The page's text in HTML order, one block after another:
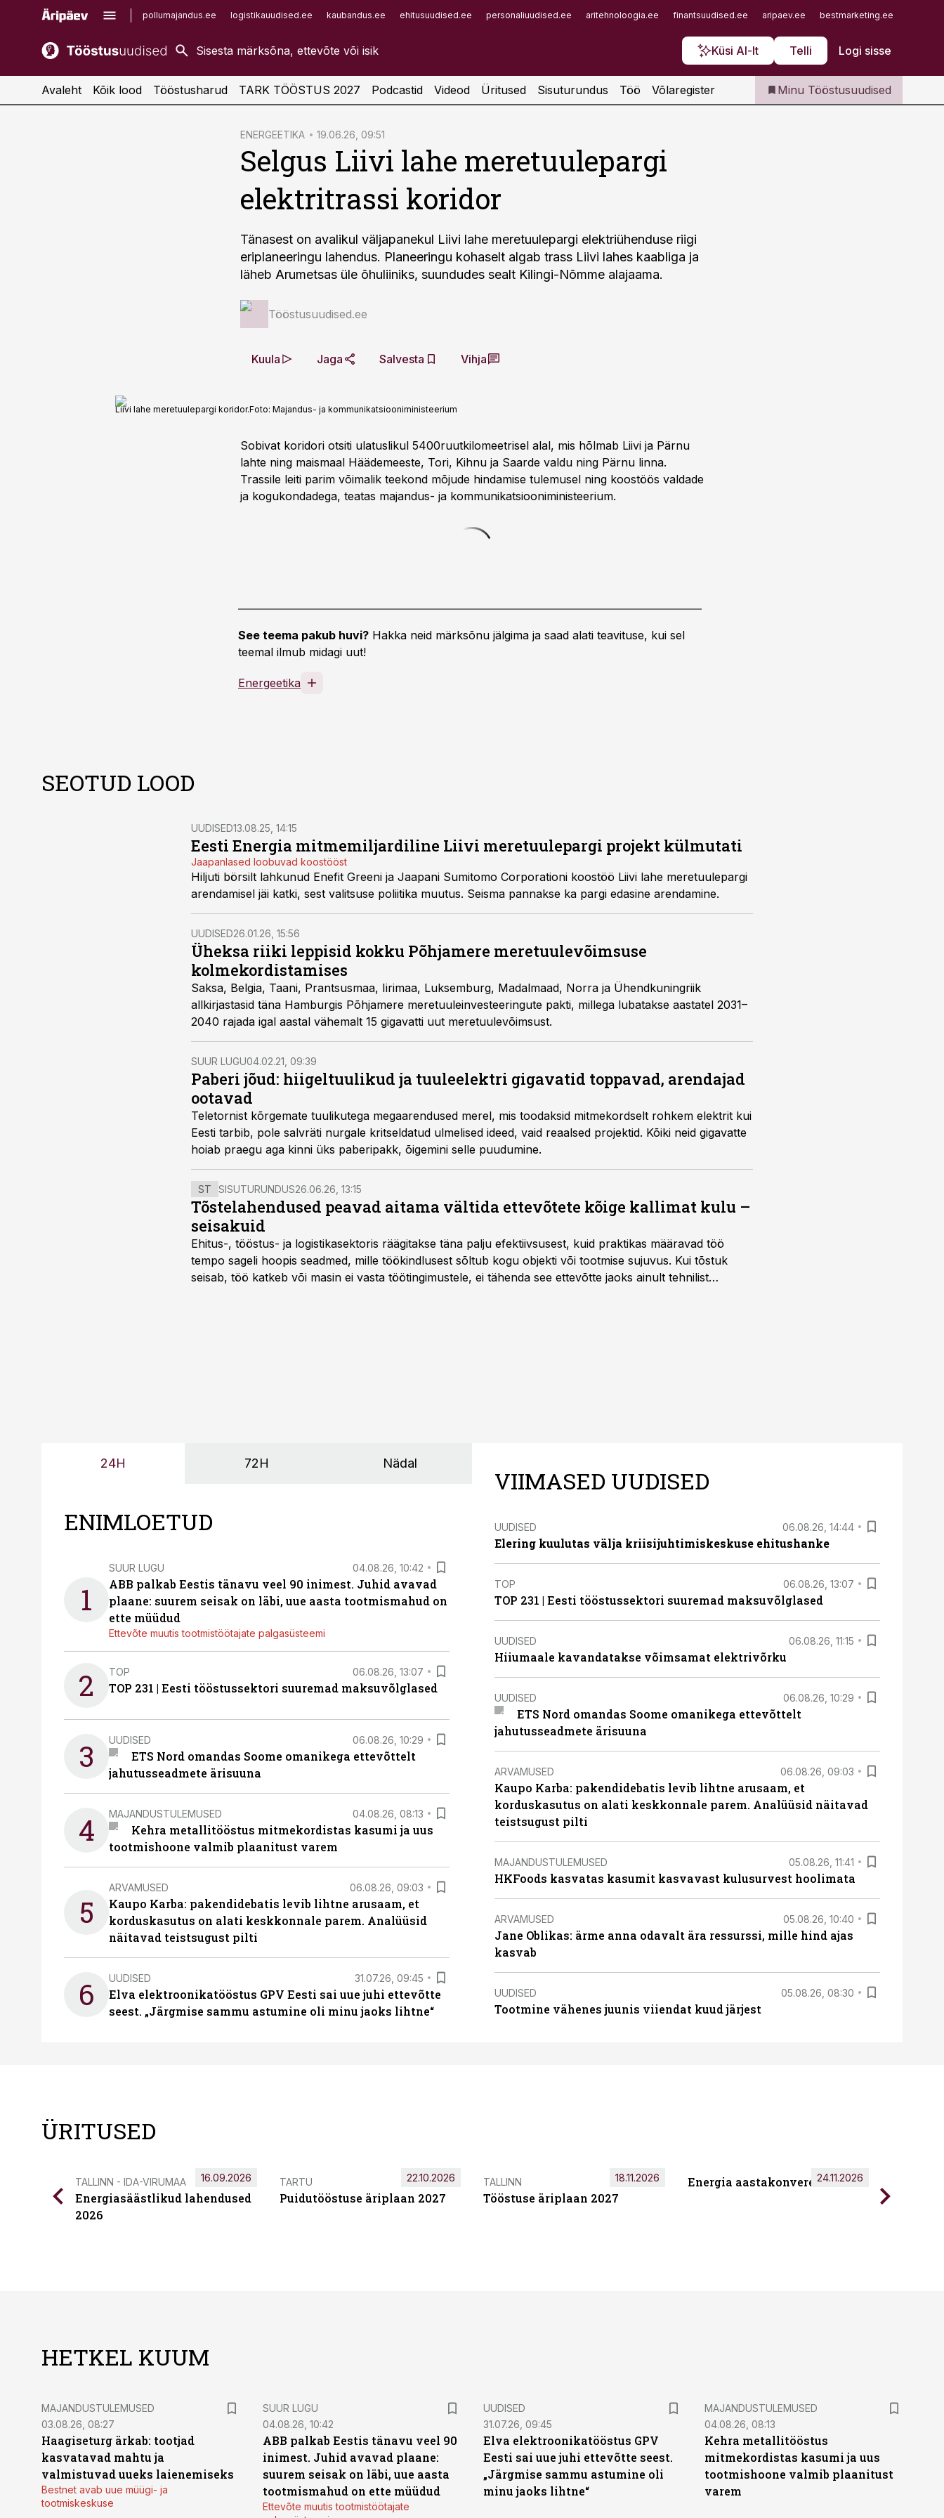
pollumajandus.ee logistikauudised.ee kaubandus.ee ehitusuudised.ee personaliuudised.ee aritehnoloogia.ee finantsuudised.ee aripaev.ee bestmarketing.ee
Küsi AI-lt Telli Logi sisse
kaubandus.ee
kinnisvarauudised.ee
imelineajalugu.ee
Infopank
Iseteenindus
Telli Tööstusuudised
Avaleht Kõik lood Tööstusharud TARK TÖÖSTUS 2027 Podcastid Videod Üritused Sisuturundus Töö Võlaregister Minu Tööstusuudised
ENERGEETIKA 19.06.26, 09:51
Selgus Liivi lahe meretuulepargi
elektritrassi koridor
Tänasest on avalikul väljapanekul Liivi lahe meretuulepargi elektriühenduse riigi
eriplaneeringu lahendus. Planeeringu kohaselt algab trass Liivi lahes kaabliga ja
läheb Arumetsas üle õhuliiniks, suundudes sealt Kilingi-Nõmme alajaama.
Tööstusuudised.ee
Kuula Jaga Salvesta Vihja
Liivi lahe meretuulepargi koridor.Foto: Majandus- ja kommunikatsiooniministeerium
Sobivat koridori otsiti ulatuslikul 5400ruutkilomeetrisel alal, mis hõlmab Liivi ja Pärnu
lahte ning maismaal Häädemeeste, Tori, Kihnu ja Saarde valdu ning Pärnu linna.
Trassile leiti parim võimalik teekond mõjude hindamise tulemusel ning koostöös valdade
ja kogukondadega, teatas majandus- ja kommunikatsiooniministeerium.
See teema pakub huvi? Hakka neid märksõnu jälgima ja saad alati teavituse, kui sel
teemal ilmub midagi uut!
Energeetika
SEOTUD LOOD
UUDISED13.08.25, 14:15
Eesti Energia mitmemiljardiline Liivi meretuulepargi projekt külmutati
Jaapanlased loobuvad koostööst
Hiljuti börsilt lahkunud Enefit Greeni ja Jaapani Sumitomo Corporationi koostöö Liivi lahe meretuulepargi
arendamisel jäi katki, sest valitsuse poliitika muutus. Seisma pannakse ka pargi edasine arendamine.
UUDISED26.01.26, 15:56
Üheksa riiki leppisid kokku Põhjamere meretuulevõimsuse
kolmekordistamises
Saksa, Belgia, Taani, Prantsusmaa, Iirimaa, Luksemburg, Madalmaad, Norra ja Ühendkuningriik
allkirjastasid täna Hamburgis Põhjamere meretuuleinvesteeringute pakti, millega lubatakse aastatel 2031–
2040 rajada igal aastal vähemalt 15 gigavatti uut meretuulevõimsust.
SUUR LUGU04.02.21, 09:39
Paberi jõud: hiigeltuulikud ja tuuleelektri gigavatid toppavad, arendajad
ootavad
Teletornist kõrgemate tuulikutega megaarendused merel, mis toodaksid mitmekordselt rohkem elektrit kui
Eesti tarbib, pole salvräti nurgale kritseldatud ulmelised ideed, vaid reaalsed projektid. Kõiki neid gigavatte
hoiab praegu aga kinni üks paberipakk, õigemini selle puudumine.
ST SISUTURUNDUS26.06.26, 13:15
Tõstelahendused peavad aitama vältida ettevõtete kõige kallimat kulu –
seisakuid
Ehitus-, tööstus- ja logistikasektoris räägitakse täna palju efektiivsusest, kuid praktikas määravad töö
tempo sageli hoopis seadmed, mille töökindlusest sõltub kogu objekti või tootmise sujuvus. Kui tõstuk
seisab, töö katkeb või masin ei vasta töötingimustele, ei tähenda see ettevõtte jaoks ainult tehnilist
24H 72H Nädal
ENIMLOETUD
1
SUUR LUGU 04.08.26, 10:42
ABB palkab Eestis tänavu veel 90 inimest. Juhid avavad
plaane: suurem seisak on läbi, uue aasta tootmismahud on
ette müüdud
Ettevõte muutis tootmistöötajate palgasüsteemi
2 TOP 06.08.26, 13:07
TOP 231 | Eesti tööstussektori suuremad maksuvõlglased
3 UUDISED 06.08.26, 10:29
ETS Nord omandas Soome omanikega ettevõttelt
jahutusseadmete ärisuuna
4 MAJANDUSTULEMUSED 04.08.26, 08:13
Kehra metallitööstus mitmekordistas kasumi ja uus
tootmishoone valmib plaanitust varem
5
ARVAMUSED 06.08.26, 09:03
Kaupo Karba: pakendidebatis levib lihtne arusaam, et
korduskasutus on alati keskkonnale parem. Analüüsid
näitavad teistsugust pilti
6 UUDISED 31.07.26, 09:45
Elva elektroonikatööstus GPV Eesti sai uue juhi ettevõtte
seest. „Järgmise sammu astumine oli minu jaoks lihtne“
VIIMASED UUDISED
UUDISED 06.08.26, 14:44
Elering kuulutas välja kriisijuhtimiskeskuse ehitushanke
TOP 06.08.26, 13:07
TOP 231 | Eesti tööstussektori suuremad maksuvõlglased
UUDISED 06.08.26, 11:15
Hiiumaale kavandatakse võimsamat elektrivõrku
UUDISED 06.08.26, 10:29
ETS Nord omandas Soome omanikega ettevõttelt
jahutusseadmete ärisuuna
ARVAMUSED 06.08.26, 09:03
Kaupo Karba: pakendidebatis levib lihtne arusaam, et
korduskasutus on alati keskkonnale parem. Analüüsid näitavad
teistsugust pilti
MAJANDUSTULEMUSED 05.08.26, 11:41
HKFoods kasvatas kasumit kasvavast kulusurvest hoolimata
ARVAMUSED 05.08.26, 10:40
Jane Oblikas: ärme anna odavalt ära ressurssi, mille hind ajas
kasvab
UUDISED 05.08.26, 08:30
Tootmine vähenes juunis viiendat kuud järjest
ÜRITUSED
TALLINN - IDA-VIRUMAA
Energiasäästlikud lahendused
2026
16.09.2026 TARTU
Puidutööstuse äriplaan 2027
22.10.2026 TALLINN
Tööstuse äriplaan 2027
18.11.2026 Energia aastakonverents 2026
24.11.2026
HETKEL KUUM
MAJANDUSTULEMUSED
03.08.26, 08:27
Haagiseturg ärkab: tootjad
kasvatavad mahtu ja
valmistuvad uueks laienemiseks
Bestnet avab uue müügi- ja
tootmiskeskuse
SUUR LUGU
04.08.26, 10:42
ABB palkab Eestis tänavu veel 90
inimest. Juhid avavad plaane:
suurem seisak on läbi, uue aasta
tootmismahud on ette müüdud
Ettevõte muutis tootmistöötajate
UUDISED
31.07.26, 09:45
Elva elektroonikatööstus GPV
Eesti sai uue juhi ettevõtte seest.
„Järgmise sammu astumine oli
minu jaoks lihtne“
MAJANDUSTULEMUSED
04.08.26, 08:13
Kehra metallitööstus
mitmekordistas kasumi ja uus
tootmishoone valmib plaanitust
varem